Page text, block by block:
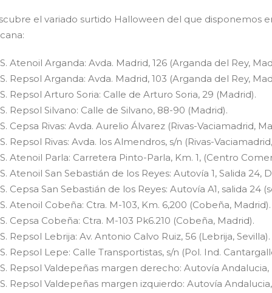
el variado surtido Halloween del que disponemos
Atenoil Arganda: Avda. Madrid, 126 (Arganda del Rey,
Repsol Arganda: Avda. Madrid, 103 (Arganda del Rey,
Repsol Arturo Soria: Calle de Arturo Soria, 29 (Madrid).
Repsol Silvano: Calle de Silvano, 88-90 (Madrid).
Cepsa Rivas: Avda. Aurelio Álvarez (Rivas-Vaciamadrid,
Repsol Rivas: Avda. los Almendros, s/n (Rivas-
Atenoil Parla: Carretera Pinto-Parla, Km. 1, (Centro
Atenoil San Sebastián de los Reyes: Autovía 1, Salida
Cepsa San Sebastián de los Reyes: Autovía A1, salida
Atenoil Cobeña: Ctra. M-103, Km. 6,200 (Cobeña, Madrid).
Cepsa Cobeña: Ctra. M-103 Pk6.210 (Cobeña, Madrid).
Repsol Lebrija: Av. Antonio Calvo Ruiz, 56 (Lebrija, Sevilla).
Repsol Lepe: Calle Transportistas, s/n (Pol. Ind.
Repsol Valdepeñas margen derecho: Autovía
Repsol Valdepeñas margen izquierdo: Autovía